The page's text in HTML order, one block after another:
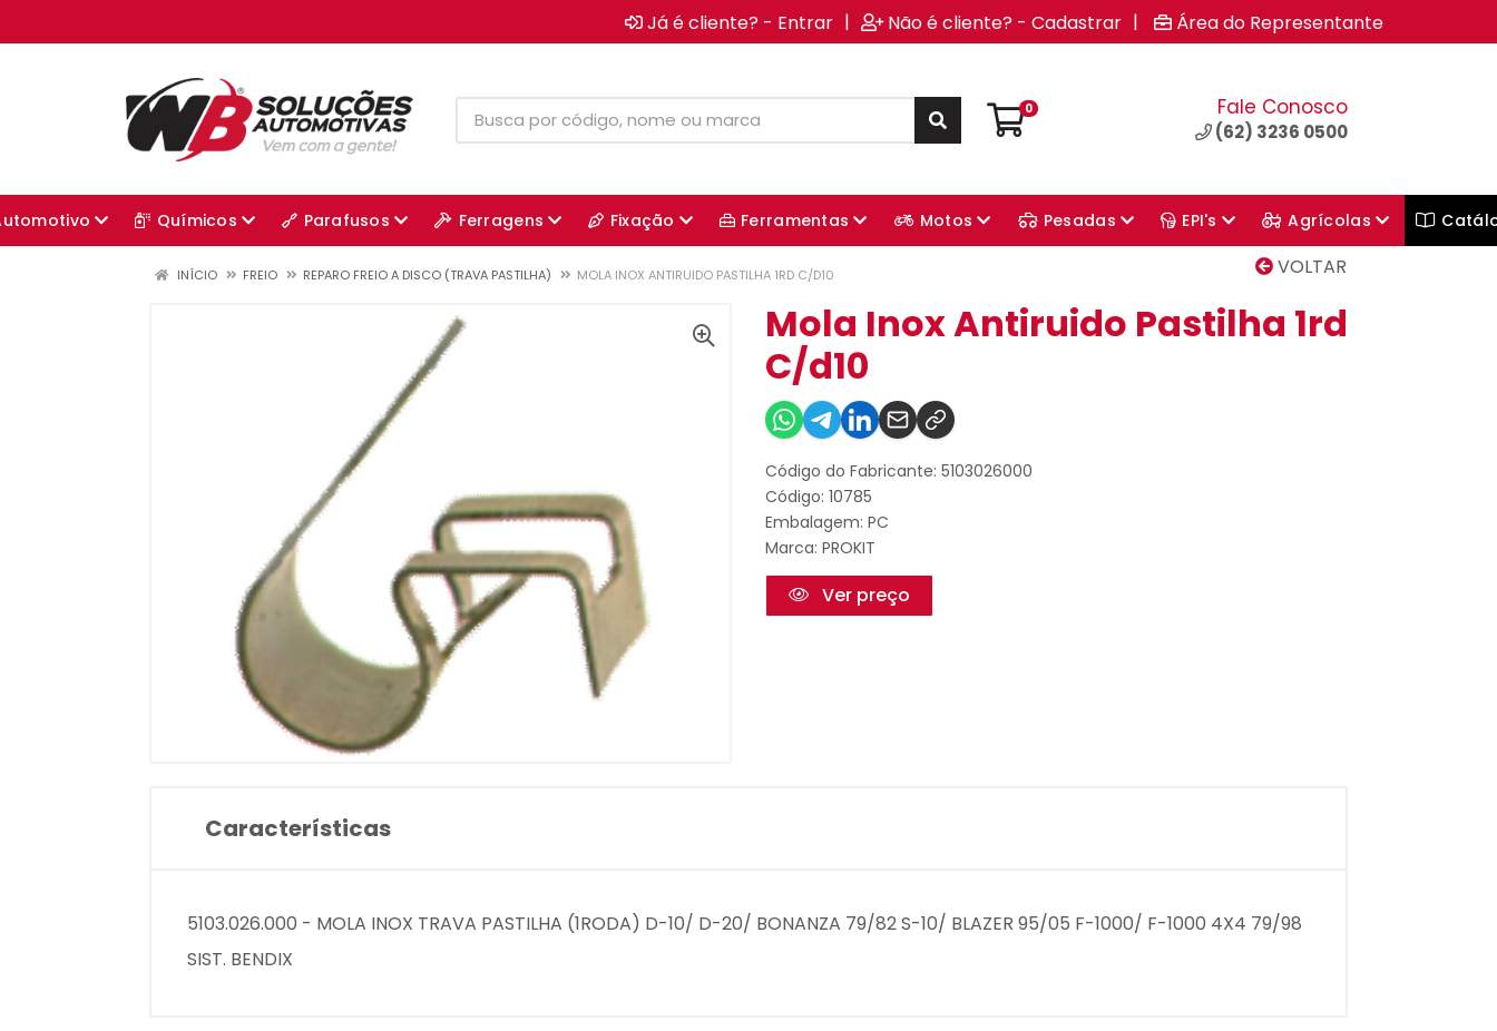
Já é cliente? - Entrar | Não é cliente? - Cadastrar | Área do Representante
0 Fale Conosco
(62) 3236 0500
Químicos Parafusos Ferragens Fixação Ferramentas Motos Pesadas EPI's Agrícolas
VOLTAR
INÍCIO FREIO REPARO FREIO A DISCO (TRAVA PASTILHA) MOLA INOX ANTIRUIDO PASTILHA 1RD C/D10
Mola Inox Antiruido Pastilha 1rd
C/d10
Código do Fabricante: 5103026000
Código: 10785
Embalagem: PC
Marca: PROKIT
Ver preço
Características
5103.026.000 - MOLA INOX TRAVA PASTILHA (1RODA) D-10/ D-20/ BONANZA 79/82 S-10/ BLAZER 95/05 F-1000/ F-1000 4X4 79/98
SIST. BENDIX